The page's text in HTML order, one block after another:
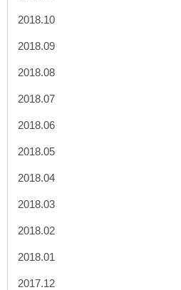
2018.10
2018.09
2018.08
2018.07
2018.06
2018.05
2018.04
2018.03
2018.02
2018.01
2017.12